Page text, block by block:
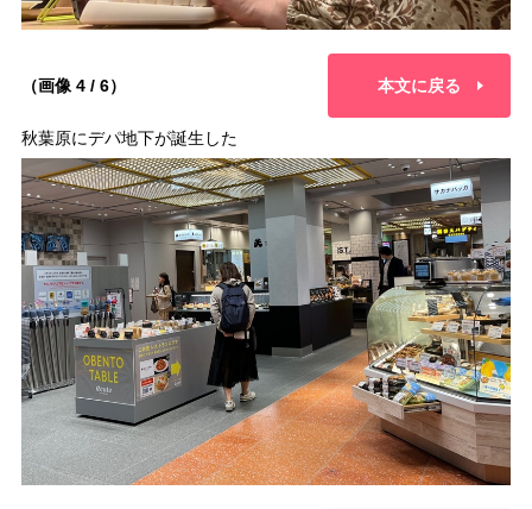
（画像 4 / 6） 本文に戻る
秋葉原にデパ地下が誕生した